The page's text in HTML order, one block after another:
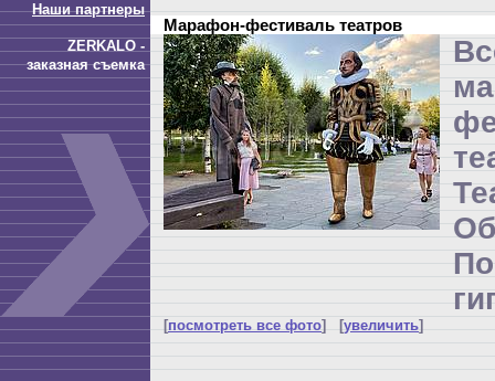
Наши партнеры
ZERKALO -
заказная съемка
Марафон-фестиваль театров
[посмотреть все фото] [увеличить]